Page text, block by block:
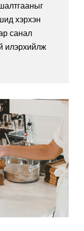
хэрхэн
санал
илэрхийлж